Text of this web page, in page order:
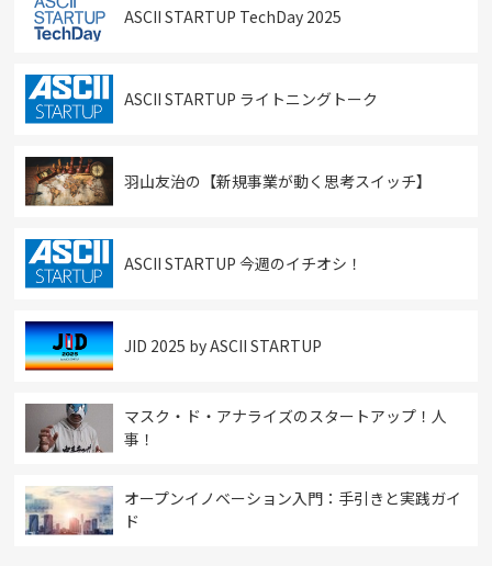
ASCII STARTUP TechDay 2025
ASCII STARTUP ライトニングトーク
羽山友治の【新規事業が動く思考スイッチ】
ASCII STARTUP 今週のイチオシ！
JID 2025 by ASCII STARTUP
マスク・ド・アナライズのスタートアップ！人
事！
オープンイノベーション入門：手引きと実践ガイ
ド